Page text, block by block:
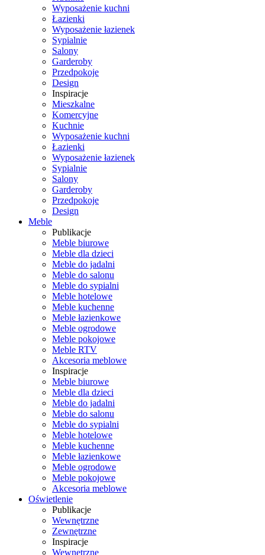
Wyposażenie kuchni
Łazienki
Wyposażenie łazienek
Sypialnie
Salony
Garderoby
Przedpokoje
Design
Inspiracje
Mieszkalne
Komercyjne
Kuchnie
Wyposażenie kuchni
Łazienki
Wyposażenie łazienek
Sypialnie
Salony
Garderoby
Przedpokoje
Design
Meble
Publikacje
Meble biurowe
Meble dla dzieci
Meble do jadalni
Meble do salonu
Meble do sypialni
Meble hotelowe
Meble kuchenne
Meble łazienkowe
Meble ogrodowe
Meble pokojowe
Meble RTV
Akcesoria meblowe
Inspiracje
Meble biurowe
Meble dla dzieci
Meble do jadalni
Meble do salonu
Meble do sypialni
Meble hotelowe
Meble kuchenne
Meble łazienkowe
Meble ogrodowe
Meble pokojowe
Akcesoria meblowe
Oświetlenie
Publikacje
Wewnętrzne
Zewnętrzne
Inspiracje
Wewnętrzne